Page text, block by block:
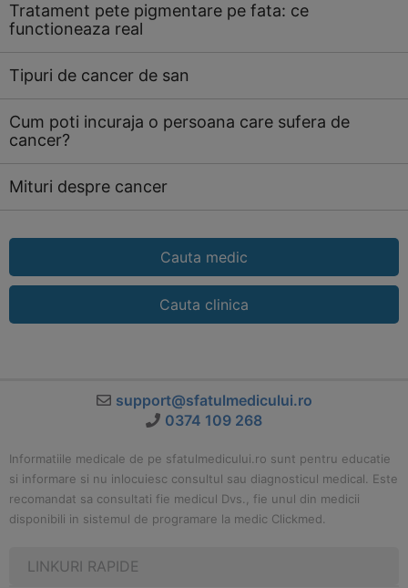
Tratament pete pigmentare pe fata: ce
functioneaza real
Tipuri de cancer de san
Cum poti incuraja o persoana care sufera de
cancer?
Mituri despre cancer
Cauta medic
Cauta clinica
support@sfatulmedicului.ro
0374 109 268
Informatiile medicale de pe sfatulmedicului.ro sunt pentru educatie
si informare si nu inlocuiesc consultul sau diagnosticul medical. Este
recomandat sa consultati fie medicul Dvs., fie unul din medicii
disponibili in sistemul de programare la medic Clickmed.
LINKURI RAPIDE